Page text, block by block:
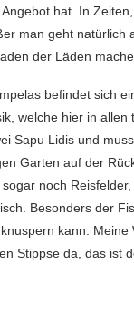
hat. In
man geht
der Läden
befindet sich
welche hier in
Sapu Lidis und
Garten auf der
noch
Besonders der
kann.
Stippse da, das ist